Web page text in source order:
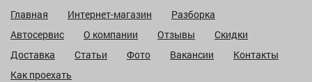
Главная Интернет-магазин
Разборка
Автосервис
О компании Отзывы
Скидки
Доставка
Статьи Фото Вакансии
Контакты
Как проехать